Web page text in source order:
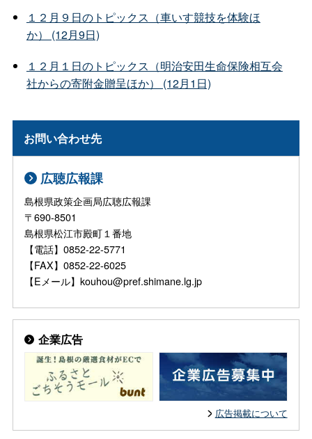
１２月９日のトピックス（車いす競技を体験ほ
か） (12月9日)
１２月１日のトピックス（明治安田生命保険相互会
社からの寄附金贈呈ほか） (12月1日)
お問い合わせ先
広聴広報課
島根県政策企画局広聴広報課
〒690-8501
島根県松江市殿町１番地
【電話】0852-22-5771
【FAX】0852-22-6025
【Eメール】kouhou@pref.shimane.lg.jp
企業広告
広告掲載について